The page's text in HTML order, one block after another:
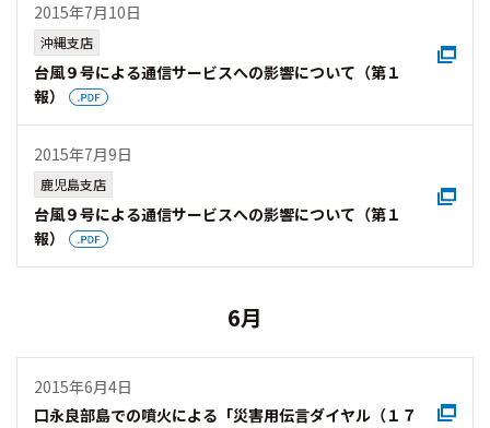
2015年7月10日
沖縄支店
台風９号による通信サービスへの影響について（第１
報）
2015年7月9日
鹿児島支店
台風９号による通信サービスへの影響について（第１
報）
6月
2015年6月4日
口永良部島での噴火による「災害用伝言ダイヤル（１７